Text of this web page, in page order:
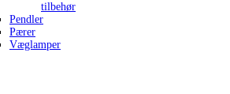
tilbehør
Pendler
Pærer
Væglamper